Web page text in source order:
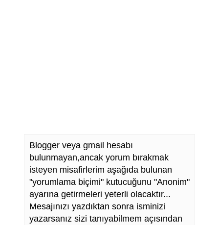
Blogger veya gmail hesabı
bulunmayan,ancak yorum bırakmak
isteyen misafirlerim aşağıda bulunan
"yorumlama biçimi" kutucuğunu "Anonim"
ayarına getirmeleri yeterli olacaktır...
Mesajınızı yazdıktan sonra isminizi
yazarsanız sizi tanıyabilmem açısından